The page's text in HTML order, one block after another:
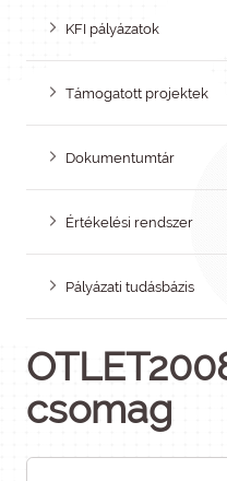
KFI pályázatok
Támogatott projektek
Dokumentumtár
Értékelési rendszer
Pályázati tudásbázis
csomag